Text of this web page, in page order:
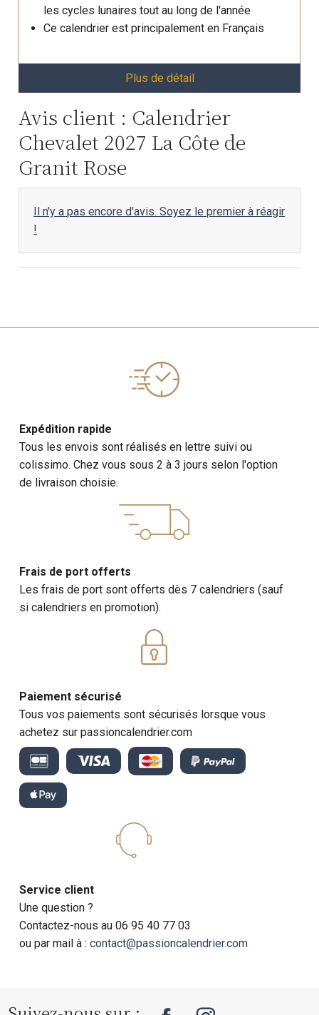
les cycles lunaires tout au long de l'année
Ce calendrier est principalement en Français
Plus de détail
Avis client : Calendrier
Chevalet 2027 La Côte de
Granit Rose
Il n'y a pas encore d'avis. Soyez le premier à réagir
!
Expédition rapide
Tous les envois sont réalisés en lettre suivi ou
colissimo. Chez vous sous 2 à 3 jours selon l'option
de livraison choisie.
Frais de port offerts
Les frais de port sont offerts dès 7 calendriers (sauf
si calendriers en promotion).
Paiement sécurisé
Tous vos paiements sont sécurisés lorsque vous
achetez sur passioncalendrier.com
Service client
Une question ?
Contactez-nous au 06 95 40 77 03
ou par mail à :contact@passioncalendrier.com